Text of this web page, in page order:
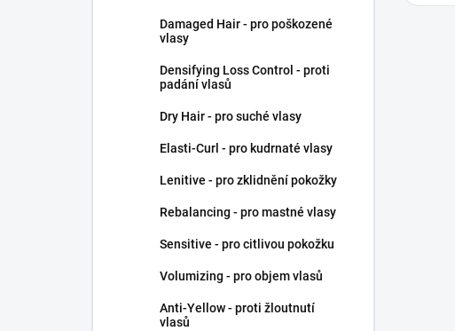
Damaged Hair - pro poškozené
vlasy
Densifying Loss Control - proti
padání vlasů
Dry Hair - pro suché vlasy
Elasti-Curl - pro kudrnaté vlasy
Lenitive - pro zklidnění pokožky
Rebalancing - pro mastné vlasy
Sensitive - pro citlivou pokožku
Volumizing - pro objem vlasů
Anti-Yellow - proti žloutnutí
vlasů